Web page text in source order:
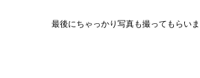
最後にちゃっかり写真も撮ってもらい